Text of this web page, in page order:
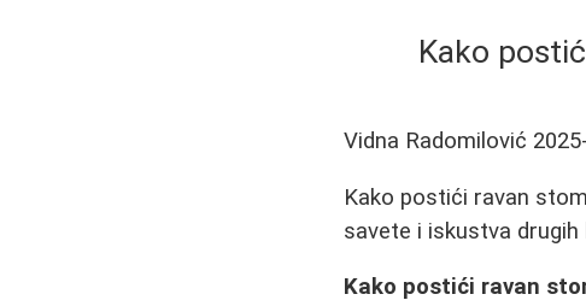
Kako
Vidna Radomilović
Kako postići ravan
savete i iskustva drugih
Kako postići ravan